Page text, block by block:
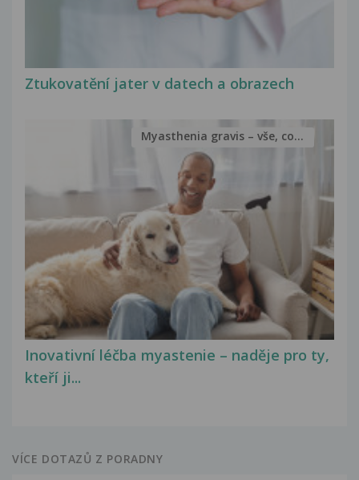
Ztukovatění jater v datech a obrazech
Inovativní léčba myastenie – naděje pro ty,
kteří ji...
Myasthenia gravis – vše, co...
VÍCE DOTAZŮ Z PORADNY